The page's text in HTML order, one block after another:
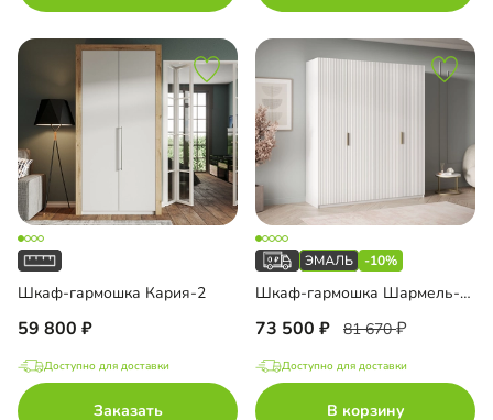
Шкаф-гармошка Кария-2
59 800
Доступно для доставки
Заказать
-10%
Шкаф-гармошка Шармель-2 Лайф Эмаль
73 500 81 670
Доступно для доставки
В корзину